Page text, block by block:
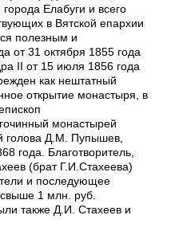
Елабуги и всего
в Вятской епархии
полезным и
от 31 октября 1855 года
II от 15 июля 1856 года
как нештатный
открытие монастыря, в
монастырей
голова Д.М. Пупышев,
года. Благотворитель,
(брат Г.И.Стахеева)
и последующее
1 млн. руб.
также Д.И. Стахеев и